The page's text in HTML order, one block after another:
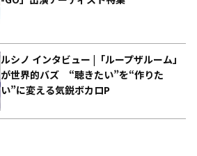
ルシノ インタビュー |「ループザルーム」
が世界的バズ “聴きたい”を“作りた
い”に変える気鋭ボカロP